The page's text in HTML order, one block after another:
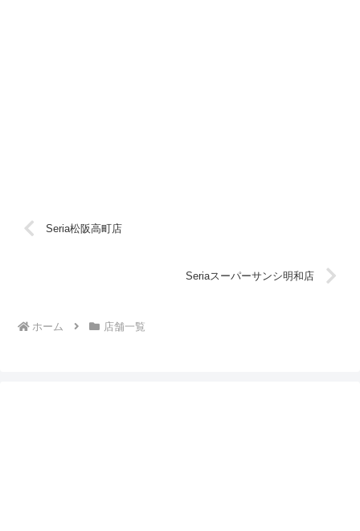
Seria松阪高町店
Seriaスーパーサンシ明和店
ホーム 店舗一覧